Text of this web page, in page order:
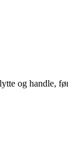
og handle,